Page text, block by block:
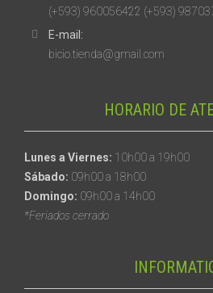
(+593) 960056422 (+593)
E-mail:
bicio.tienda@gmail.com
HORARIO DE
Lunes a Viernes: 10h00 a 19h00
Sábado: 09h00 a 18h00
Domingo: 09h00 a 14h00
*Feriados cerrado